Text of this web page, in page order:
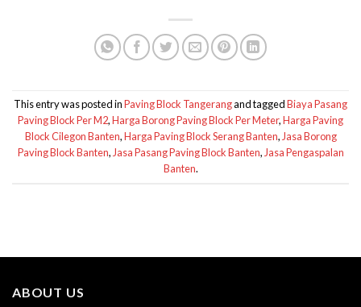
This entry was posted inPaving Block Tangerangand taggedBiaya Pasang
Paving Block Per M2,Harga Borong Paving Block Per Meter,Harga Paving
Block Cilegon Banten,Harga Paving Block Serang Banten, Jasa Borong
Paving Block Banten, Jasa Pasang Paving Block Banten, Jasa Pengaspalan
Banten.
ABOUT US